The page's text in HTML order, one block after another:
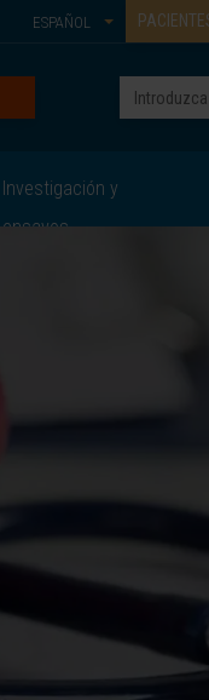
ESPAÑOL
Investigación y
ensayos